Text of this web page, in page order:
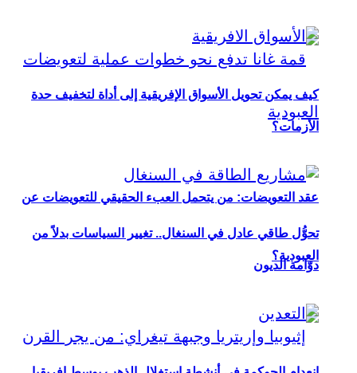
عقد التعويضات: من يتحمل العبء الحقيقي للتعويضات عن
العبودية؟
كيف يمكن تحويل الأسواق الإفريقية إلى أداة لتخفيف حدة
الأزمات؟
تحوُّل طاقي عادل في السنغال.. تغيير السياسات بدلاً من
دوّامة الديون